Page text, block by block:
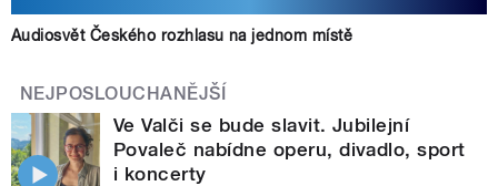
Audiosvět Českého rozhlasu na jednom místě
NEJPOSLOUCHANĚJŠÍ
Ve Valči se bude slavit. Jubilejní
Povaleč nabídne operu, divadlo, sport
i koncerty